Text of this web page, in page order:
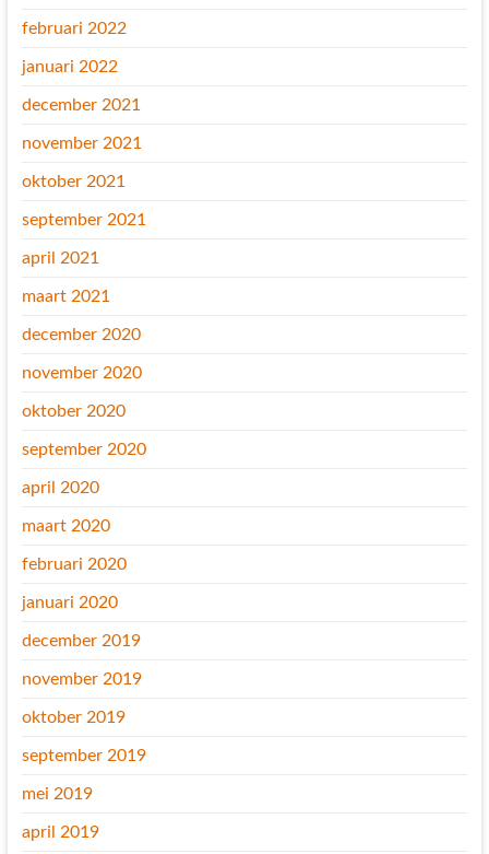
februari 2022
januari 2022
december 2021
november 2021
oktober 2021
september 2021
april 2021
maart 2021
december 2020
november 2020
oktober 2020
september 2020
april 2020
maart 2020
februari 2020
januari 2020
december 2019
november 2019
oktober 2019
september 2019
mei 2019
april 2019